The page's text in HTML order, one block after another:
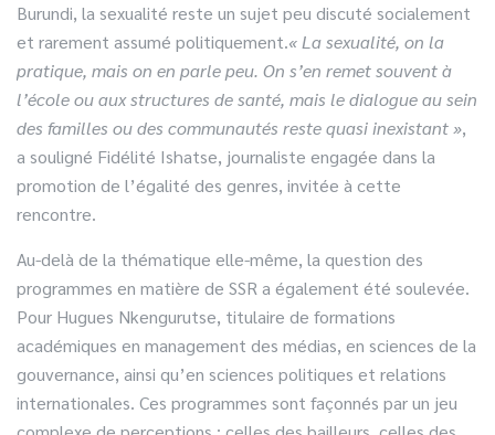
Burundi, la sexualité reste un sujet peu discuté socialement
et rarement assumé politiquement.« La sexualité, on la
pratique, mais on en parle peu. On s’en remet souvent à
l’école ou aux structures de santé, mais le dialogue au sein
des familles ou des communautés reste quasi inexistant »,
a souligné Fidélité Ishatse, journaliste engagée dans la
promotion de l’égalité des genres, invitée à cette
rencontre.
Au-delà de la thématique elle-même, la question des
programmes en matière de SSR a également été soulevée.
Pour Hugues Nkengurutse, titulaire de formations
académiques en management des médias, en sciences de la
gouvernance, ainsi qu’en sciences politiques et relations
internationales. Ces programmes sont façonnés par un jeu